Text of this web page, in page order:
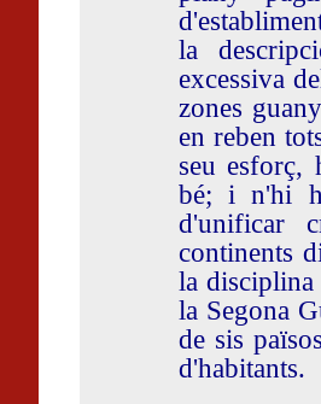
la
excessiva
zones
en reben
seu esforç,
bé; i n'hi
d'unificar
continents
la disciplina
la Segona
de sis
d'habitants.